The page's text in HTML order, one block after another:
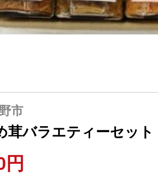
市
茸バラエティーセット